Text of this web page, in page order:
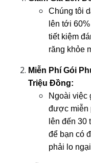
Chúng tôi
lên tới
tiết kiệm
răng khỏe
Miễn Phí Gói
Triệu Đồng:
Ngoài việc
được miễn
lên đến 30
để bạn có
phải lo